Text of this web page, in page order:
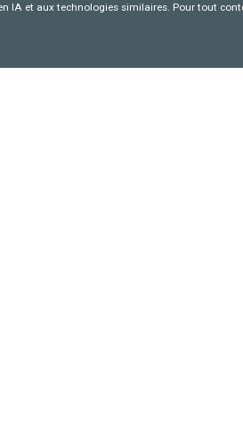
IA et aux technologies similaires. Pour tout